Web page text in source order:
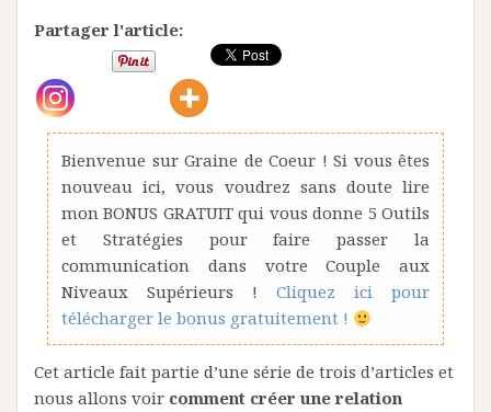
Partager l'article:
Bienvenue sur Graine de Coeur ! Si vous êtes
nouveau ici, vous voudrez sans doute lire
mon BONUS GRATUIT qui vous donne 5 Outils
et Stratégies pour faire passer la
communication dans votre Couple aux
Niveaux Supérieurs ! Cliquez ici pour
télécharger le bonus gratuitement !
Cet article fait partie d’une série de trois d’articles et
nous allons voir comment créer une relation